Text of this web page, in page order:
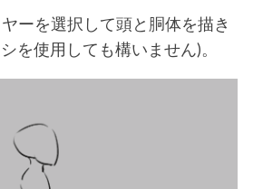
ーを選択して頭と胴体を描き
を使用しても構いません)。